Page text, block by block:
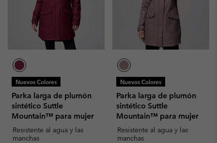
Nuevos Colores
Parka larga de plumón
sintético Suttle
Mountain™ para mujer
Resistente al agua y las
manchas
Nuevos Colores
Parka larga de plumón
sintético Suttle
Mountain™ para mujer
Resistente al agua y las
manchas